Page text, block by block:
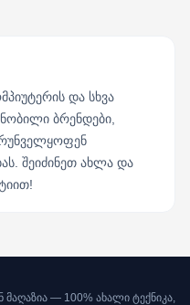
და სხვა
ბრენდები,
შეიძინეთ ახლა და
მაღაზია — 100% ახალი ტექნიკა,